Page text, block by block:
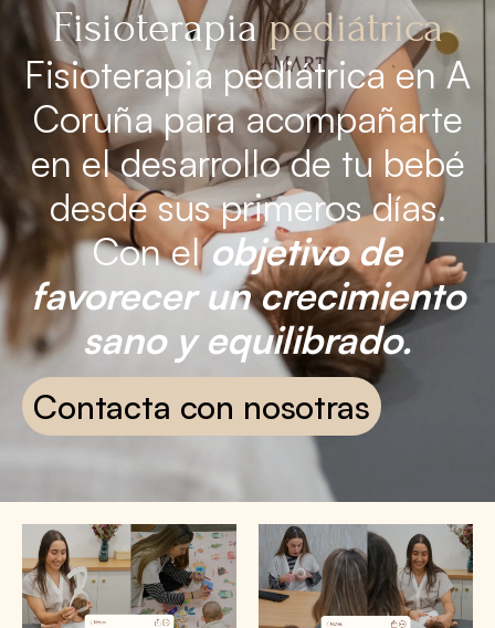
Fisioterapiapediátrica
Fisioterapia pediátrica en A
Coruña para acompañarte
en el desarrollo de tu bebé
desde sus primeros días.
Con elobjetivo de
favorecer un crecimiento
sano y equilibrado.
Contacta con nosotras